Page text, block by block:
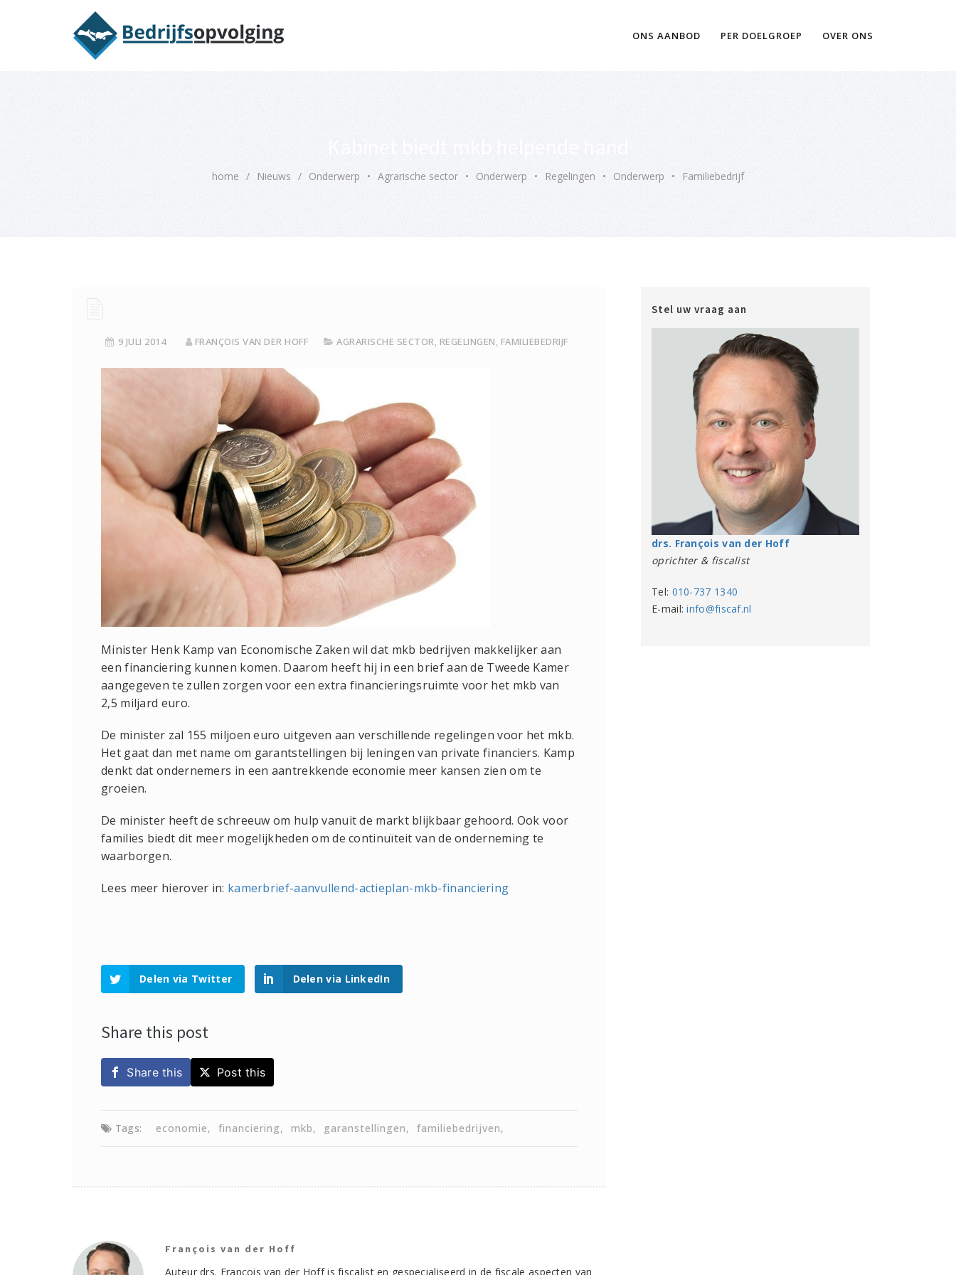
ONS AANBOD PER DOELGROEP OVER ONS
home / Nieuws / Onderwerp • Agrarische sector • Onderwerp • Regelingen • Onderwerp • Familiebedrijf
9 JULI 2014 FRANÇOIS VAN DER HOFF AGRARISCHE SECTOR, REGELINGEN, FAMILIEBEDRIJF
Minister Henk Kamp van Economische Zaken wil dat mkb bedrijven makkelijker aan
een financiering kunnen komen. Daarom heeft hij in een brief aan de Tweede Kamer
aangegeven te zullen zorgen voor een extra financieringsruimte voor het mkb van
2,5 miljard euro.
De minister zal 155 miljoen euro uitgeven aan verschillende regelingen voor het mkb.
Het gaat dan met name om garantstellingen bij leningen van private financiers. Kamp
denkt dat ondernemers in een aantrekkende economie meer kansen zien om te
groeien.
De minister heeft de schreeuw om hulp vanuit de markt blijkbaar gehoord. Ook voor
families biedt dit meer mogelijkheden om de continuïteit van de onderneming te
waarborgen.
Lees meer hierover in: kamerbrief-aanvullend-actieplan-mkb-financiering
Delen via Twitter Delen via LinkedIn
Share this post
Share this Post this
Tags: economie financiering mkb garanstellingen familiebedrijven
François van der Hoff
Auteur drs. François van der Hoff is fiscalist en gespecialiseerd in de fiscale aspecten van
Stel uw vraag aan
drs. François van der Hoff
oprichter & fiscalist
Tel: 010-737 1340
E-mail:info@fiscaf.nl
Oriëntatiememo bedrijfsopvolging voor fiscaal juridisch advies